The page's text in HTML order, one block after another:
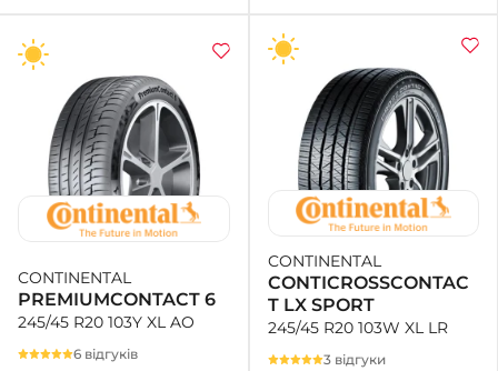
CONTINENTAL
PREMIUMCONTACT 6
245/45 R20 103Y XL AO
6 відгуків
CONTINENTAL
CONTICROSSCONTAC
T LX SPORT
245/45 R20 103W XL LR
3 відгуки